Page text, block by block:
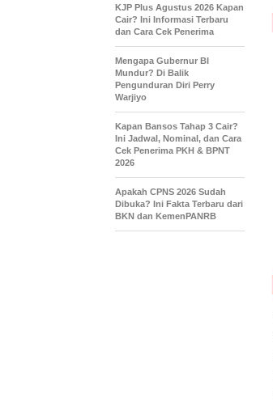
KJP Plus Agustus 2026 Kapan
Cair? Ini Informasi Terbaru
dan Cara Cek Penerima
Mengapa Gubernur BI
Mundur? Di Balik
Pengunduran Diri Perry
Warjiyo
Kapan Bansos Tahap 3 Cair?
Ini Jadwal, Nominal, dan Cara
Cek Penerima PKH & BPNT
2026
Apakah CPNS 2026 Sudah
Dibuka? Ini Fakta Terbaru dari
BKN dan KemenPANRB